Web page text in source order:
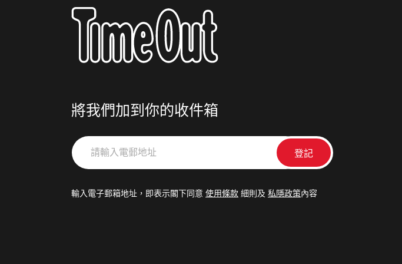
將我們加到你的收件箱
請
輸
郵
輸入電子郵箱地址，即表示閣下同意 使用條款 細則及 私隱政策內容